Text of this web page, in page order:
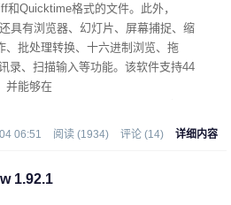
和Quicktime格式的文件。此外，
具有浏览器、幻灯片、屏幕捕捉、缩
、批处理转换、十六进制浏览、拖
录、扫描输入等功能。该软件支持44
并能够在
06:51 阅读 (1934) 评论 (14) 详细内容
1.92.1